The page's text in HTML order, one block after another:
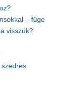
– füge
visszük?